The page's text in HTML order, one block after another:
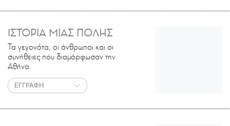
ΙΣΤΟΡΙΑ ΜΙΑΣ ΠΟΛΗΣ
Τα γεγονότα, οι άνθρωποι και οι
συνήθειες που διαμόρφωσαν την
Αθήνα.
ΕΓΓΡΑΦΗ